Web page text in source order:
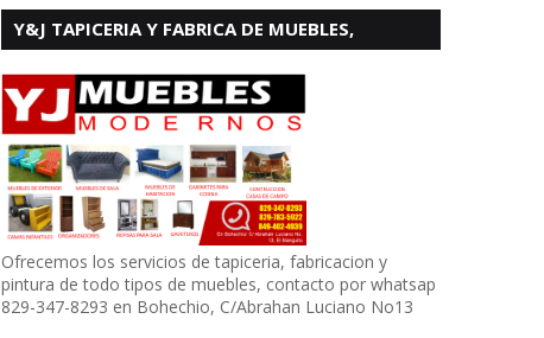
Y&J TAPICERIA Y FABRICA DE MUEBLES,
Ofrecemos los servicios de tapiceria, fabricacion y
pintura de todo tipos de muebles, contacto por whatsap
829-347-8293 en Bohechio, C/Abrahan Luciano No13